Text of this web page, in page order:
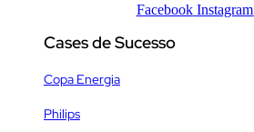
Facebook Instagram
Cases de Sucesso
Copa Energia
Philips